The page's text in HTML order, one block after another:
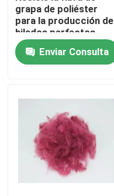
Inicio
Productos
Sobre nosotros
Visita a la fábrica
grapa de poliéster
para la producción de
hilados perfectos
para hacer girar
Enviar Consulta